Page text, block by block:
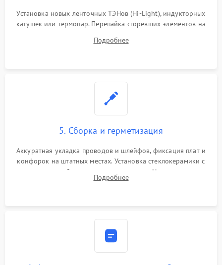
Установка новых ленточных ТЭНов (Hi-Light), индукторных
катушек или термопар. Перепайка сгоревших элементов на
дорожек. Очистка контактов и замена поврежденной
Подробнее
5. Сборка и герметизация
Аккуратная укладка проводов и шлейфов, фиксация плат и
конфорок на штатных местах. Установка стеклокерамики с
проверкой равномерности зазоров. Нанесение
термостойкого герметика или укладка уплотнительной
Подробнее